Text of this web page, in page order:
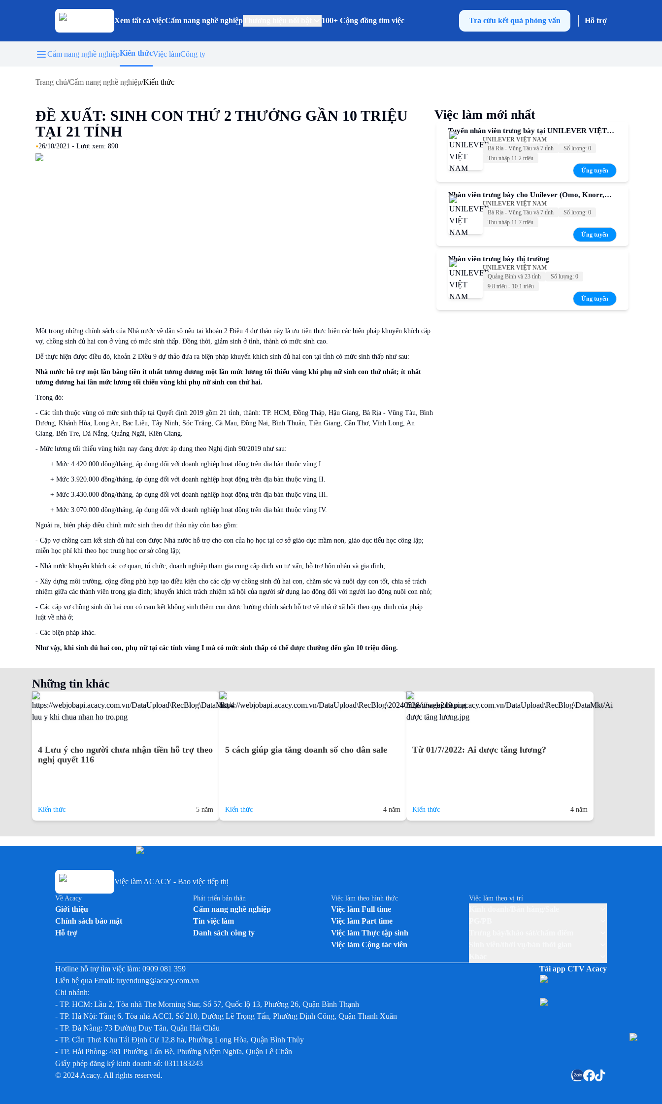
Xem tất cả việcCẩm nang nghề nghiệp 100+ Cộng đồng tìm việc Tra cứu kết quả phỏng vấn Hỗ trợ
Cẩm nang nghề nghiệpKiến thứcViệc làmCông ty
Trang chủ/Cẩm nang nghề nghiệp/Kiến thức
ĐỀ XUẤT: SINH CON THỨ 2 THƯỞNG GẦN 10 TRIỆU
TẠI 21 TỈNH
•26/10/2021 - Lượt xem: 890
Một trong những chính sách của Nhà nước về dân số nêu tại khoản 2 Điều 4 dự thảo này là ưu tiên thực hiện các biện pháp khuyến khích cặp
vợ, chồng sinh đủ hai con ở vùng có mức sinh thấp. Đồng thời, giảm sinh ở tỉnh, thành có mức sinh cao.
Để thực hiện được điều đó, khoản 2 Điều 9 dự thảo đưa ra biện pháp khuyến khích sinh đủ hai con tại tỉnh có mức sinh thấp như sau:
Nhà nước hỗ trợ một lần bằng tiền ít nhất tương đương một lần mức lương tối thiểu vùng khi phụ nữ sinh con thứ nhất; ít nhất
tương đương hai lần mức lương tối thiểu vùng khi phụ nữ sinh con thứ hai.
Trong đó:
- Các tỉnh thuộc vùng có mức sinh thấp tại Quyết định 2019 gồm 21 tỉnh, thành: TP. HCM, Đồng Tháp, Hậu Giang, Bà Rịa - Vũng Tàu, Bình
Dương, Khánh Hòa, Long An, Bạc Liêu, Tây Ninh, Sóc Trăng, Cà Mau, Đồng Nai, Bình Thuận, Tiền Giang, Cần Thơ, Vĩnh Long, An
Giang, Bến Tre, Đà Nẵng, Quảng Ngãi, Kiên Giang.
- Mức lương tối thiểu vùng hiện nay đang được áp dụng theo Nghị định 90/2019 như sau:
+ Mức 4.420.000 đồng/tháng, áp dụng đối với doanh nghiệp hoạt động trên địa bàn thuộc vùng I.
+ Mức 3.920.000 đồng/tháng, áp dụng đối với doanh nghiệp hoạt động trên địa bàn thuộc vùng II.
+ Mức 3.430.000 đồng/tháng, áp dụng đối với doanh nghiệp hoạt động trên địa bàn thuộc vùng III.
+ Mức 3.070.000 đồng/tháng, áp dụng đối với doanh nghiệp hoạt động trên địa bàn thuộc vùng IV.
Ngoài ra, biện pháp điều chỉnh mức sinh theo dự thảo này còn bao gồm:
- Cặp vợ chồng cam kết sinh đủ hai con được Nhà nước hỗ trợ cho con của họ học tại cơ sở giáo dục mầm non, giáo dục tiểu học công lập;
miễn học phí khi theo học trung học cơ sở công lập;
- Nhà nước khuyến khích các cơ quan, tổ chức, doanh nghiệp tham gia cung cấp dịch vụ tư vấn, hỗ trợ hôn nhân và gia đình;
- Xây dựng môi trường, cộng đồng phù hợp tạo điều kiện cho các cặp vợ chồng sinh đủ hai con, chăm sóc và nuôi dạy con tốt, chia sẻ trách
nhiệm giữa các thành viên trong gia đình; khuyến khích trách nhiệm xã hội của người sử dụng lao động đối với người lao động nuôi con nhỏ;
- Các cặp vợ chồng sinh đủ hai con có cam kết không sinh thêm con được hưởng chính sách hỗ trợ về nhà ở xã hội theo quy định của pháp
luật về nhà ở;
- Các biện pháp khác.
Như vậy, khi sinh đủ hai con, phụ nữ tại các tỉnh vùng I mà có mức sinh thấp có thể được thưởng đến gần 10 triệu đồng.
Việc làm mới nhất
Tuyển nhân viên trưng bày tại UNILEVER VIỆT
NAM – Thu nhập cạnh tranh
UNILEVER VIỆT NAM
Bà Rịa - Vũng Tàu và 7 tỉnh
Số lượng: 0
Thu nhập 11.2 triệu
Ứng tuyển
Nhân viên trưng bày cho Unilever (Omo, Knorr,
Comfort, Sunsilk, P/S,...)
UNILEVER VIỆT NAM
Bà Rịa - Vũng Tàu và 7 tỉnh
Số lượng: 0
Thu nhập 11.7 triệu
Ứng tuyển
Nhân viên trưng bày thị trường
UNILEVER VIỆT NAM
Quảng Bình và 23 tỉnh
Số lượng: 0
9.8 triệu - 10.1 triệu
Ứng tuyển
Những tin khác
4 Lưu ý cho người chưa nhận tiền hỗ trợ theo
nghị quyết 116
Kiến thức 5 năm
5 cách giúp gia tăng doanh số cho dân sale
Kiến thức 4 năm
Từ 01/7/2022: Ai được tăng lương?
Kiến thức 4 năm
Việc làm ACACY - Bao việc tiếp thị
Về Acacy
Giới thiệu
Chính sách bảo mật
Hỗ trợ
Phát triển bản thân
Cẩm nang nghề nghiệp
Tin việc làm
Danh sách công ty
Việc làm theo hình thức
Việc làm Full time
Việc làm Part time
Việc làm Thực tập sinh
Việc làm Cộng tác viên
Việc làm theo vị trí
Hotline hỗ trợ tìm việc làm: 0909 081 359
Liên hệ qua Email: tuyendung@acacy.com.vn
Chi nhánh:
- TP. HCM: Lầu 2, Tòa nhà The Morning Star, Số 57, Quốc lộ 13, Phường 26, Quận Bình Thạnh
- TP. Hà Nội: Tầng 6, Tòa nhà ACCI, Số 210, Đường Lê Trọng Tấn, Phường Định Công, Quận Thanh Xuân
- TP. Đà Nẵng: 73 Đường Duy Tân, Quận Hải Châu
- TP. Cần Thơ: Khu Tái Định Cư 12,8 ha, Phường Long Hòa, Quận Bình Thủy
- TP. Hải Phòng: 481 Phường Lán Bè, Phường Niệm Nghĩa, Quận Lê Chân
Giấy phép đăng ký kinh doanh số: 0311183243
Tải app CTV Acacy
© 2024 Acacy. All rights reserved.